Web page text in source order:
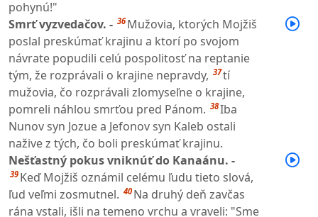
pohynú!"
Smrť vyzvedačov. - 36 Mužovia, ktorých Mojžiš
poslal preskúmať krajinu a ktorí po svojom
návrate popudili celú pospolitosť na reptanie
tým, že rozprávali o krajine nepravdy, 37tí
mužovia, čo rozprávali zlomyseľne o krajine,
pomreli náhlou smrťou pred Pánom. 38Iba
Nunov syn Jozue a Jefonov syn Kaleb ostali
nažive z tých, čo boli preskúmať krajinu.
Nešťastný pokus vniknúť do Kanaánu. -
39 Keď Mojžiš oznámil celému ľudu tieto slová,
ľud veľmi zosmutnel. 40 Na druhý deň zavčas
rána vstali, išli na temeno vrchu a vraveli: "Sme